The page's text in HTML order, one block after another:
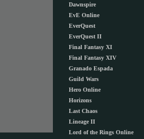
Dawnspire
EvE Online
EverQuest
EverQuest II
Final Fantasy XI
Final Fantasy XIV
Granado Espada
Guild Wars
Hero Online
Horizons
Last Chaos
Lineage II
Lord of the Rings Online